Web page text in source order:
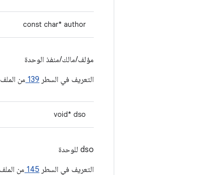
const char* author
مؤلف/مالك/منفذ الوحدة
التعريف في السطر 139 من الملف
void* dso
dso للوحدة
التعريف في السطر 145 من الملف